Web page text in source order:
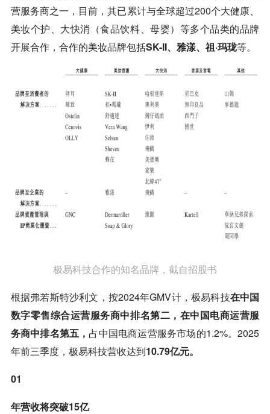
营服务商之一，目前，其已累计与全球超过200个大健康、
美妆个护、大快消（食品饮料、母婴）等多个品类的品牌
开展合作，合作的美妆品牌包括SK-II、雅漾、祖·玛珑等。
极易科技合作的知名品牌，截自招股书
根据弗若斯特沙利文，按2024年GMV计，极易科技在中国
数字零售综合运营服务商中排名第二，在中国电商运营服
务商中排名第五， 占中国电商运营服务市场的1.2%。2025
年前三季度，极易科技营收达到10.79亿元。
01
年营收将突破15亿